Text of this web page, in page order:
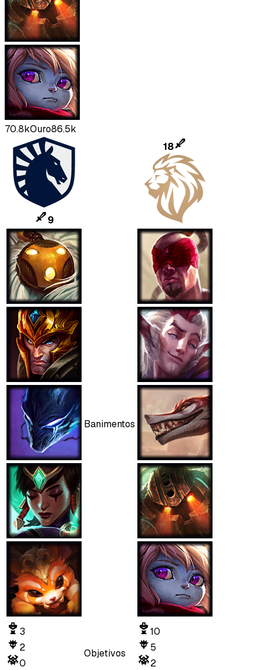
70.8kOuro86.5k
9
18
Banimentos
3
2
0
Objetivos
10
5
2